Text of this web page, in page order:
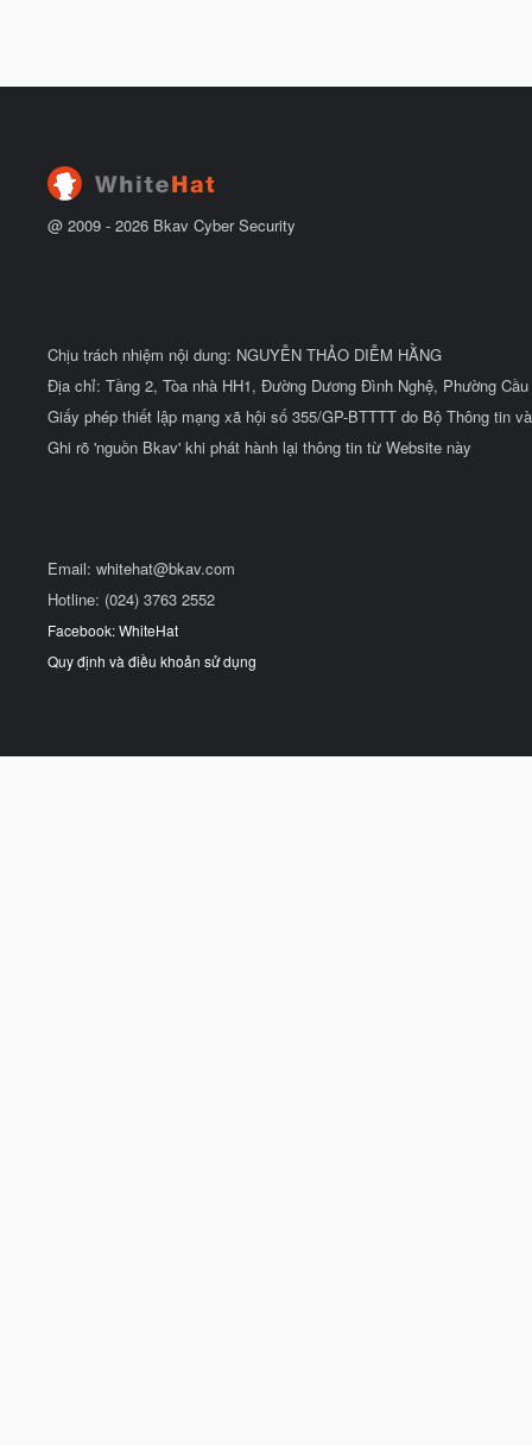
@ 2009 - 2026 Bkav Cyber Security
Chịu trách nhiệm nội dung: NGUYỄN THẢO DIỄM HẰNG
Địa chỉ: Tầng 2, Tòa nhà HH1, Đường Dương Đình Nghệ, Phường
Giấy phép thiết lập mạng xã hội số 355/GP-BTTTT do Bộ Thông tin
Ghi rõ 'nguồn Bkav' khi phát hành lại thông tin từ Website này
Email: whitehat@bkav.com
Hotline: (024) 3763 2552
Facebook: WhiteHat
Quy định và điều khoản sử dụng